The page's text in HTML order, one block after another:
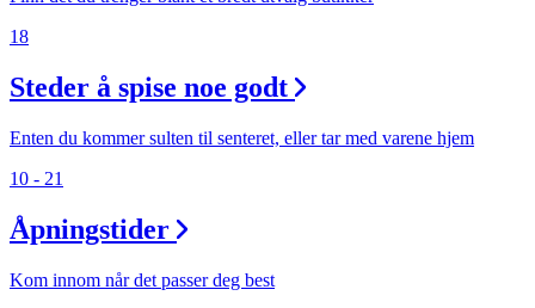
18
Steder å spise noe godt
Enten du kommer sulten til senteret, eller tar med varene hjem
10 - 21
Åpningstider
Kom innom når det passer deg best